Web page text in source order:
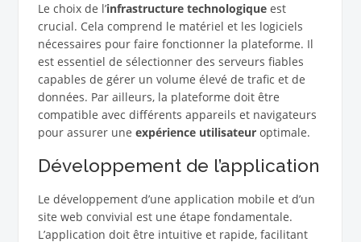
Le choix de l’infrastructure technologiqueest
crucial. Cela comprend le matériel et les logiciels
nécessaires pour faire fonctionner la plateforme. Il
est essentiel de sélectionner des serveurs fiables
capables de gérer un volume élevé de trafic et de
données. Par ailleurs, la plateforme doit être
compatible avec différents appareils et navigateurs
pour assurer une expérience utilisateuroptimale.
Développement de l’application
Le développement d’une application mobile et d’un
site web convivial est une étape fondamentale.
L’application doit être intuitive et rapide, facilitant